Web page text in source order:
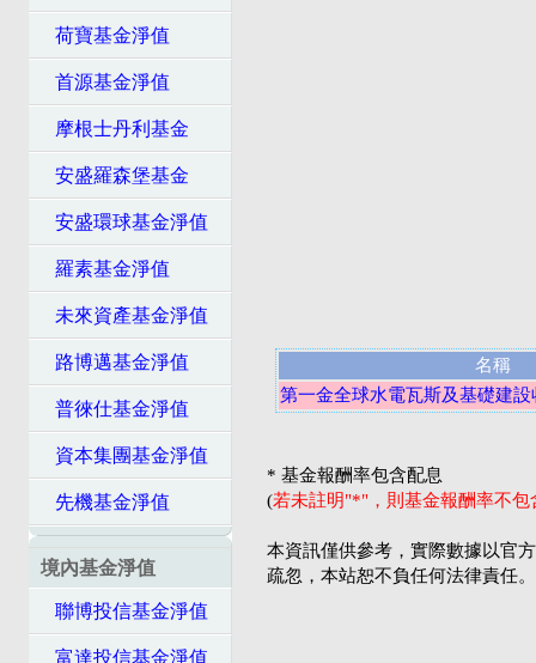
荷寶基金淨值
首源基金淨值
摩根士丹利基金
安盛羅森堡基金
安盛環球基金淨值
羅素基金淨值
未來資產基金淨值
路博邁基金淨值
普徠仕基金淨值
資本集團基金淨值
先機基金淨值
境內基金淨值
聯博投信基金淨值
富達投信基金淨值
名稱
第一金全球水電瓦斯及基礎建
* 基金報酬率包含配息
(若未註明"*"，則基金報酬率不
本資訊僅供參考，實際數據以官
疏忽，本站恕不負任何法律責任。